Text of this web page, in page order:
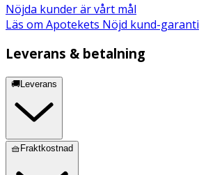
Nöjda kunder är vårt mål
Läs om Apotekets Nöjd kund-garanti
Leverans & betalning
🚚Leverans
🧺Fraktkostnad